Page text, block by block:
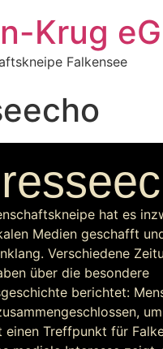
Krug eG
Falkensee
hat es
Medien geschafft
Verschiedene
über die besondere
berichtet:
einen Treffpunkt für